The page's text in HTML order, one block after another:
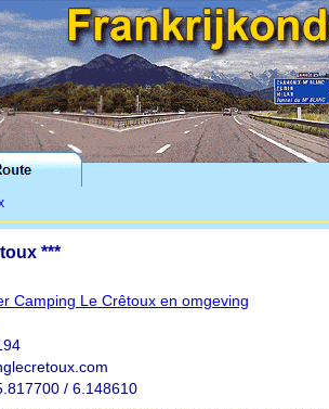
***
Camping Le Crêtoux en omgeving
/ 6.148610